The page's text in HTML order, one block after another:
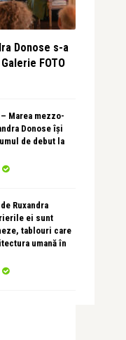
Donose s-a
FOTO
Marea mezzo-
Donose își
de debut la
Ruxandra
ei sunt
tablouri care
umană în